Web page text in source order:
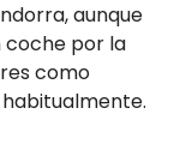
aunque
coche por la
como